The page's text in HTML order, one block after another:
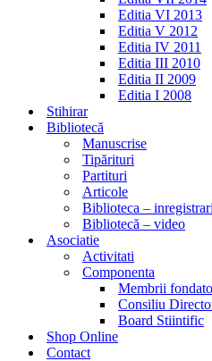
Editia VI 2013
Editia V 2012
Editia IV 2011
Editia III 2010
Editia II 2009
Editia I 2008
Stihirar
Bibliotecă
Manuscrise
Tipărituri
Partituri
Articole
Biblioteca – inregistrari
Bibliotecă – video
Asociatie
Activitati
Componenta
Membrii
Consiliu
Board Stiintific
Shop Online
Contact